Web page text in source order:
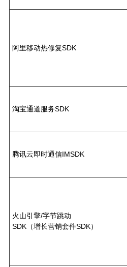
阿里移动热修复SDK
淘宝通道服务SDK
腾讯云即时通信IMSDK
火山引擎/字节跳动
SDK（增长营销套件SDK）